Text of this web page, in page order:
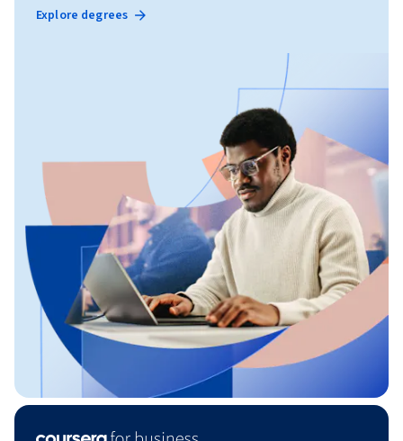
Explore degrees